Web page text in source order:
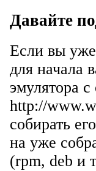
Давайте
Если вы
для начала
эмулятора
http://
собирать
на уже
(rpm, deb и